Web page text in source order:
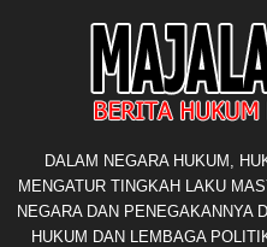
DALAM NEGARA HUKUM,
MENGATUR TINGKAH LAKU
NEGARA DAN PENEGAKANNYA
HUKUM DAN LEMBAGA